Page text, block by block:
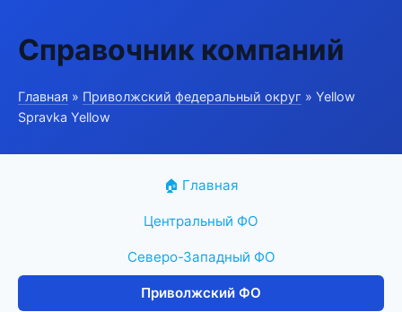
Справочник компаний
Главная » Приволжский федеральный округ » Yellow
Spravka Yellow
🏠 Главная
Центральный ФО
Северо-Западный ФО
Приволжский ФО